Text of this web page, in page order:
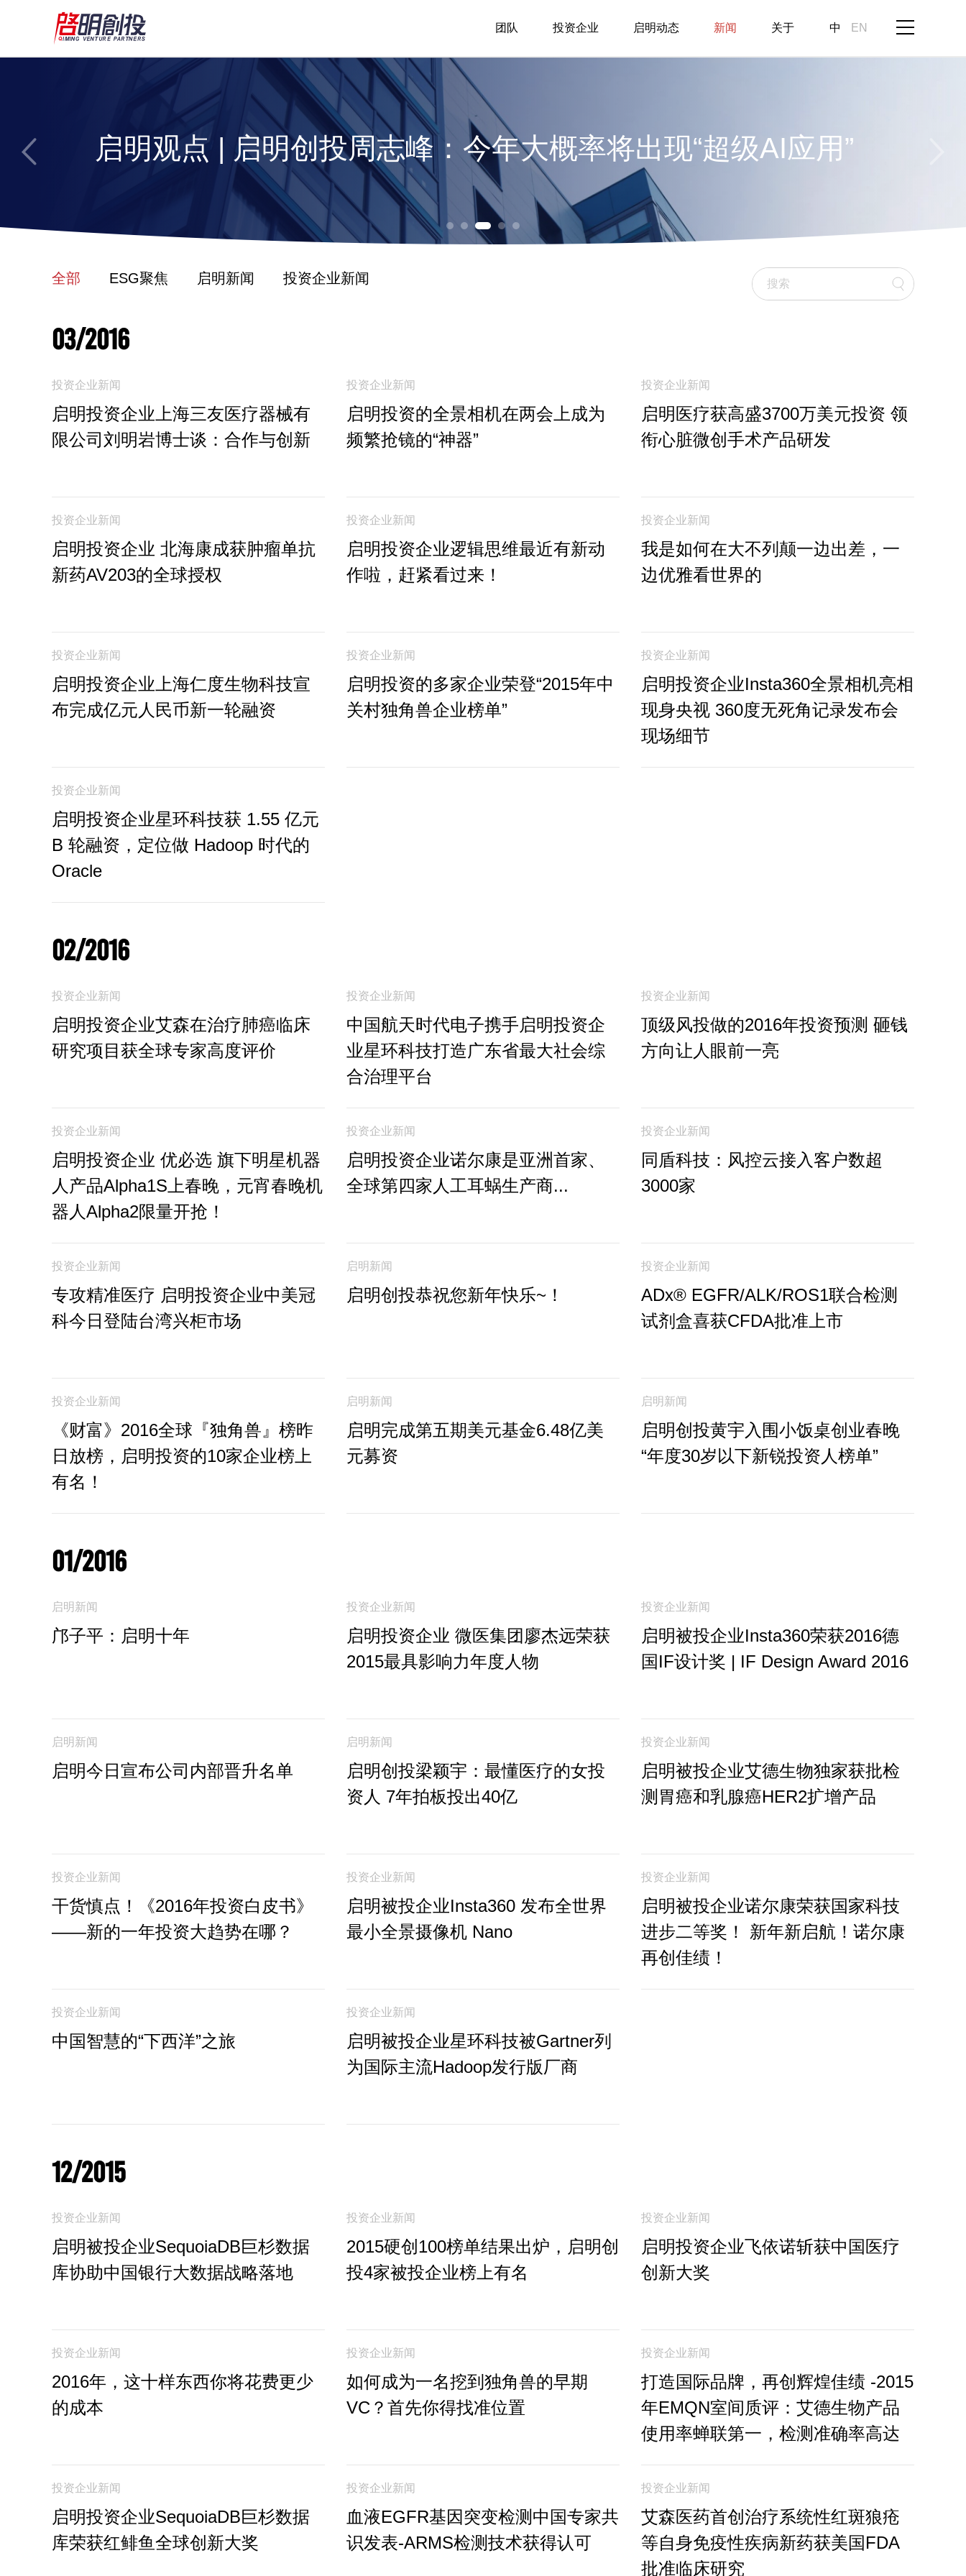
中 EN
团队 投资企业 启明动态 新闻 关于
启明观点 | 启明创投陈侃：AI对生物医药行业的变革已经显现
启明观点 | 启明创投邝子平：中国的人工智能投资并不过热，理
应吸引全世界的资金
启明观点 | 启明创投胡旭波：十年沉浮，创新药进入长期可投资
阶段
启明观点 | 启明创投周志峰：今年大概率将出现“超级AI应用”
Gary Rieschel：中国或将有12%的GDP来自医疗领域
启明观点 | 启明创投陈侃：AI对生物医药行业的变革已经显现
启明观点 | 启明创投邝子平：中国的人工智能投资并不过热，理
应吸引全世界的资金
全部 ESG聚焦 启明新闻 投资企业新闻
03/2016
投资企业新闻
启明投资企业上海三友医疗器械有
限公司刘明岩博士谈：合作与创新
投资企业新闻
启明投资的全景相机在两会上成为
频繁抢镜的“神器”
投资企业新闻
启明医疗获高盛3700万美元投资 领
衔心脏微创手术产品研发
投资企业新闻
启明投资企业 北海康成获肿瘤单抗
新药AV203的全球授权
投资企业新闻
启明投资企业逻辑思维最近有新动
作啦，赶紧看过来！
投资企业新闻
我是如何在大不列颠一边出差，一
边优雅看世界的
投资企业新闻
启明投资企业上海仁度生物科技宣
布完成亿元人民币新一轮融资
投资企业新闻
启明投资的多家企业荣登“2015年中
关村独角兽企业榜单”
投资企业新闻
启明投资企业Insta360全景相机亮相
现身央视 360度无死角记录发布会
现场细节
投资企业新闻
启明投资企业星环科技获 1.55 亿元
B 轮融资，定位做 Hadoop 时代的
Oracle
02/2016
投资企业新闻
启明投资企业艾森在治疗肺癌临床
研究项目获全球专家高度评价
投资企业新闻
中国航天时代电子携手启明投资企
业星环科技打造广东省最大社会综
合治理平台
投资企业新闻
顶级风投做的2016年投资预测 砸钱
方向让人眼前一亮
投资企业新闻
启明投资企业 优必选 旗下明星机器
人产品Alpha1S上春晚，元宵春晚机
器人Alpha2限量开抢！
投资企业新闻
启明投资企业诺尔康是亚洲首家、
全球第四家人工耳蜗生产商...
投资企业新闻
同盾科技：风控云接入客户数超
3000家
投资企业新闻
专攻精准医疗 启明投资企业中美冠
科今日登陆台湾兴柜市场
启明新闻
启明创投恭祝您新年快乐~！
投资企业新闻
ADx® EGFR/ALK/ROS1联合检测
试剂盒喜获CFDA批准上市
投资企业新闻
《财富》2016全球『独角兽』榜昨
日放榜，启明投资的10家企业榜上
有名！
启明新闻
启明完成第五期美元基金6.48亿美
元募资
启明新闻
启明创投黄宇入围小饭桌创业春晚
“年度30岁以下新锐投资人榜单”
01/2016
启明新闻
邝子平：启明十年
投资企业新闻
启明投资企业 微医集团廖杰远荣获
2015最具影响力年度人物
投资企业新闻
启明被投企业Insta360荣获2016德
国IF设计奖 | IF Design Award 2016
启明新闻
启明今日宣布公司内部晋升名单
启明新闻
启明创投梁颖宇：最懂医疗的女投
资人 7年拍板投出40亿
投资企业新闻
启明被投企业艾德生物独家获批检
测胃癌和乳腺癌HER2扩增产品
投资企业新闻
干货慎点！《2016年投资白皮书》
——新的一年投资大趋势在哪？
投资企业新闻
启明被投企业Insta360 发布全世界
最小全景摄像机 Nano
投资企业新闻
启明被投企业诺尔康荣获国家科技
进步二等奖！ 新年新启航！诺尔康
再创佳绩！
投资企业新闻
中国智慧的“下西洋”之旅
投资企业新闻
启明被投企业星环科技被Gartner列
为国际主流Hadoop发行版厂商
12/2015
投资企业新闻
启明被投企业SequoiaDB巨杉数据
库协助中国银行大数据战略落地
投资企业新闻
2015硬创100榜单结果出炉，启明创
投4家被投企业榜上有名
投资企业新闻
启明投资企业飞依诺斩获中国医疗
创新大奖
投资企业新闻
2016年，这十样东西你将花费更少
的成本
投资企业新闻
如何成为一名挖到独角兽的早期
VC？首先你得找准位置
投资企业新闻
打造国际品牌，再创辉煌佳绩 -2015
年EMQN室间质评：艾德生物产品
使用率蝉联第一，检测准确率高达
投资企业新闻
启明投资企业SequoiaDB巨杉数据
库荣获红鲱鱼全球创新大奖
投资企业新闻
血液EGFR基因突变检测中国专家共
识发表-ARMS检测技术获得认可
投资企业新闻
艾森医药首创治疗系统性红斑狼疮
等自身免疫性疾病新药获美国FDA
批准临床研究